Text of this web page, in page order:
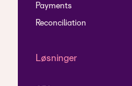
Payments
Reconciliation
Løsninger